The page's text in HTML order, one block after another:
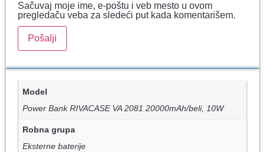
Sačuvaj moje ime, e-poštu i veb mesto u ovom
pregledaču veba za sledeći put kada komentarišem.
Model
Power Bank RIVACASE VA 2081 20000mAh/beli, 10W
Robna grupa
Eksterne baterije